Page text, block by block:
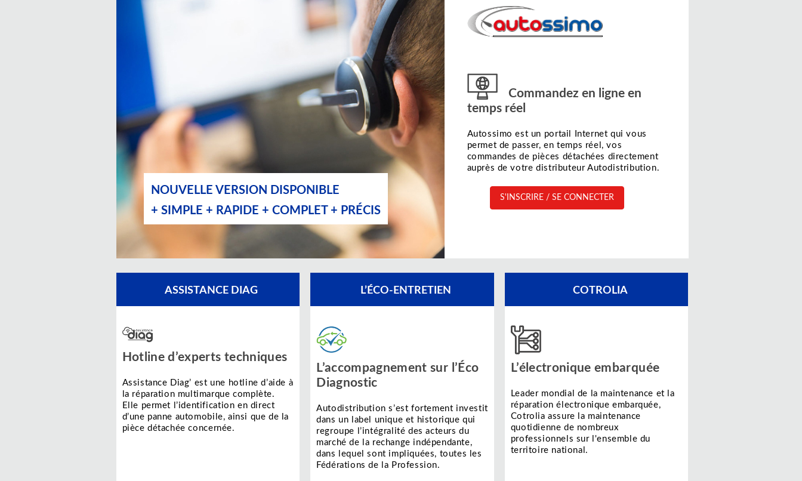
NOUVELLE VERSION DISPONIBLE
+ SIMPLE + RAPIDE + COMPLET + PRÉCIS
Commandez en ligne en
temps réel
Autossimo est un portail Internet qui vous
permet de passer, en temps réel, vos
commandes de pièces détachées directement
auprès de votre distributeur Autodistribution.
S'INSCRIRE / SE CONNECTER
ASSISTANCE DIAG
Hotline d’experts techniques
Assistance Diag’ est une hotline d’aide à
la réparation multimarque complète.
Elle permet l’identification en direct
d’une panne automobile, ainsi que de la
pièce détachée concernée.
L’ÉCO-ENTRETIEN
L’accompagnement sur l’Éco
Diagnostic
Autodistribution s’est fortement investit
dans un label unique et historique qui
regroupe l’intégralité des acteurs du
marché de la rechange indépendante,
dans lequel sont impliquées, toutes les
Fédérations de la Profession.
COTROLIA
L’électronique embarquée
Leader mondial de la maintenance et la
réparation électronique embarquée,
Cotrolia assure la maintenance
quotidienne de nombreux
professionnels sur l'ensemble du
territoire national.